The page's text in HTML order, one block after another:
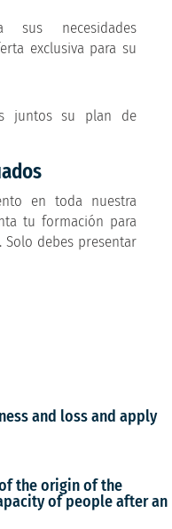
sus necesidades
exclusiva para su
juntos su plan de
en toda nuestra
tu formación para
Solo debes presentar
and loss and apply
the origin of the
of people after an